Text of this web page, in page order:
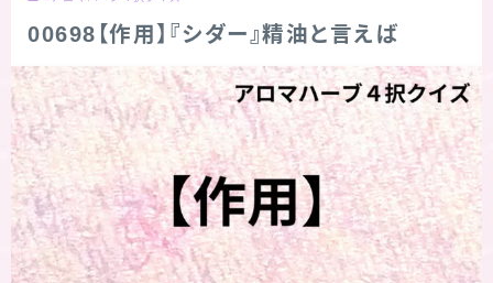
お問い合わせ
サイトマップ
00698【作用】『シダー』精油と言えば